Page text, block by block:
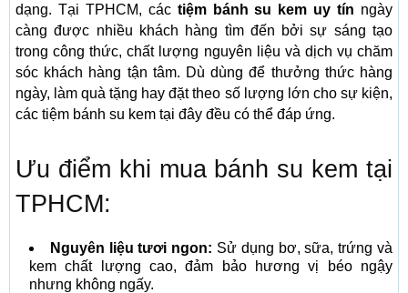
dạng. Tại TPHCM, các tiệm bánh su kem uy tín ngày
càng được nhiều khách hàng tìm đến bởi sự sáng tạo
trong công thức, chất lượng nguyên liệu và dịch vụ chăm
sóc khách hàng tận tâm. Dù dùng để thưởng thức hàng
ngày, làm quà tặng hay đặt theo số lượng lớn cho sự kiện,
các tiệm bánh su kem tại đây đều có thể đáp ứng.
Ưu điểm khi mua bánh su kem tại
TPHCM:
Nguyên liệu tươi ngon: Sử dụng bơ, sữa, trứng và
kem chất lượng cao, đảm bảo hương vị béo ngậy
nhưng không ngấy.